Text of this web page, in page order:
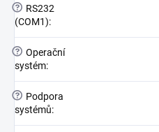
?
RS232
(COM1):
? Operační
systém:
?
Podpora
systémů: